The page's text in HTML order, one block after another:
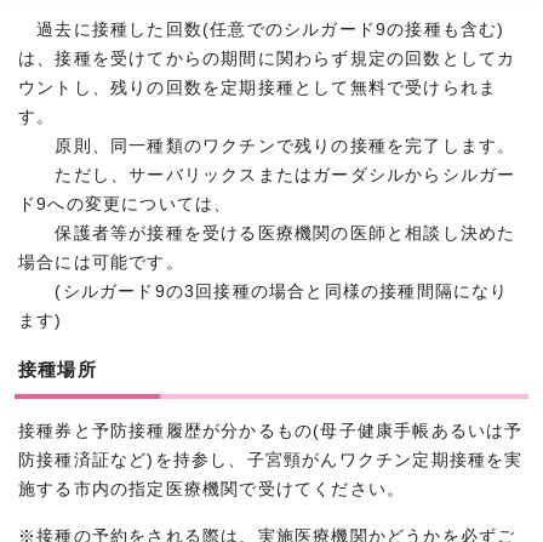
過去に接種した回数(任意でのシルガード9の接種も含む)
は、接種を受けてからの期間に関わらず規定の回数としてカ
ウントし、残りの回数を定期接種として無料で受けられま
す。
原則、同一種類のワクチンで残りの接種を完了します。
ただし、サーバリックスまたはガーダシルからシルガー
ド9への変更については、
保護者等が接種を受ける医療機関の医師と相談し決めた
場合には可能です。
(シルガード9の3回接種の場合と同様の接種間隔になり
ます)
接種場所
接種券と予防接種履歴が分かるもの(母子健康手帳あるいは予
防接種済証など)を持参し、子宮頸がんワクチン定期接種を実
施する市内の指定医療機関で受けてください。
※接種の予約をされる際は、実施医療機関かどうかを必ずご